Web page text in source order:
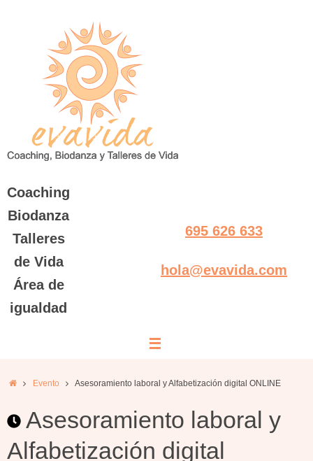
Coaching
Biodanza
Talleres
de Vida
Área de
igualdad
695 626 633
hola@evavida.com
InicioEvento Asesoramiento laboral y Alfabetización digital ONLINE
Asesoramiento laboral y
Alfabetización digital